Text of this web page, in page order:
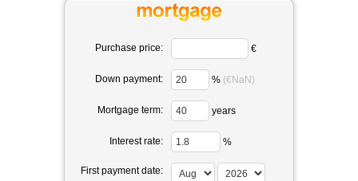
Purchase price: €
Down payment: % (€NaN)
Mortgage term: years
Interest rate: %
First payment date: